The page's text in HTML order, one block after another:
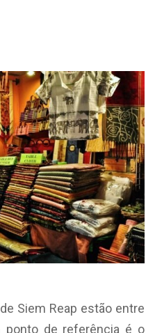
Siem Reap estão entre
ponto de referência é o